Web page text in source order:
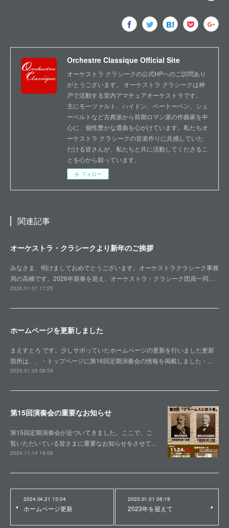
Orchestre Classique Official Site
オーケストラ クラシークの公式HPへのご訪問あり
がとうございます。 オーケストラ クラシークは神
戸で活動する室内アマチュアオーケストラです。
主にモーツァルト、ハイドン、ベートーベン、シュ
ーベルトなど古典派から前期ロマン派の作曲家を中
心に、個性豊かな選曲を心がけています。私たちオ
ーケストラ クラシークの音楽作りに共感していた
だける皆さんが、私たちと共に活動してくださるこ
とを心から願っています。
フォロー
関連記事
オーケストラ・クラシークより新年のご挨拶
みなさま、明けましておめでとうございます。オーケストラクラシーク事務
局の高橋です。2026年新春を迎え、オーケストラ・クラシーク団員一同…
2026.01.07 17:25
ホームページを更新しました
まえすとろ です。少しサボっていたホームページの更新を行いました更新
箇所は、、・トップページに第16回定期演奏会の情報を掲載しました・…
2025.01.29 08:58
第15回演奏会の重要なお知らせ
第15回定期演奏会が近づいてきました。ここで、ご
覧いただいている皆さまに重要なお知らせをさせて…
2024.11.14 18:08
2024.04.21 13:04
ホームページ更新
2023.01.01 06:19
2023年を迎えて